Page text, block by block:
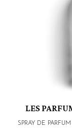
LES
SPRAY DE